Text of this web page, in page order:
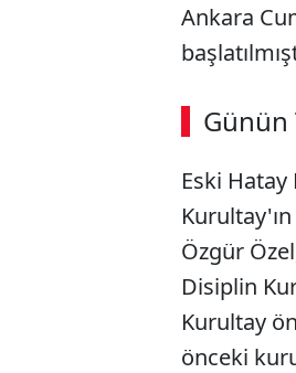
Ankara
Eski Hatay
Özgür
Disiplin
Kurultay
önceki